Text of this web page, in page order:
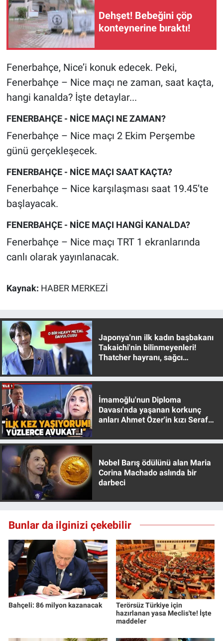
Dehşet! Bebeğini çöp
konteynerine bıraktı!
Fenerbahçe, Nice’i konuk edecek. Peki,
Fenerbahçe – Nice maçı ne zaman, saat kaçta,
hangi kanalda? İşte detaylar...
FENERBAHÇE - NİCE MAÇI NE ZAMAN?
Fenerbahçe – Nice maçı 2 Ekim Perşembe
günü gerçekleşecek.
FENERBAHÇE - NİCE MAÇI SAAT KAÇTA?
Fenerbahçe – Nice karşılaşması saat 19.45’te
başlayacak.
FENERBAHÇE - NİCE MAÇI HANGİ KANALDA?
Fenerbahçe – Nice maçı TRT 1 ekranlarında
canlı olarak yayınlanacak.
Kaynak: HABER MERKEZİ
Japonya'nın ilk kadın başbakanı
Takaichi'nin bilinmeyenleri!
Thatcher hayranı, sağcı
İmamoğlu'nun Diploma
Davası'nda yaşanan korkunç
anları Ahmet Özer'in kızı Seraf
Nobel Barış ödülünü alan Maria
Corina Machado aslında bir
darbeci
Bunlar da ilginizi çekebilir
Bahçeli: 86 milyon kazanacak
Terörsüz Türkiye için
hazırlanan yasa Meclis'te! İşte
maddeler
Günün görüntüsü
Haber
İlan
Kimdir
Koronavirüs
Kültür Sanat
Ne demişti
Popüler
Programlar
Teknoloji
Türkiye'nin Geleceği
Türkiye'nin Gündemi
Yerel Gündem
Yerel Yaşam
Canlı Yayın